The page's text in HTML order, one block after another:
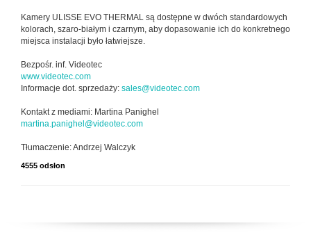
Kamery ULISSE EVO THERMAL są dostępne w dwóch standardowych
kolorach, szaro-białym i czarnym, aby dopasowanie ich do konkretnego
miejsca instalacji było łatwiejsze.
Bezpośr. inf. Videotec
www.videotec.com
Informacje dot. sprzedaży: sales@videotec.com
Kontakt z mediami: Martina Panighel
martina.panighel@videotec.com
Tłumaczenie: Andrzej Walczyk
4555 odsłon